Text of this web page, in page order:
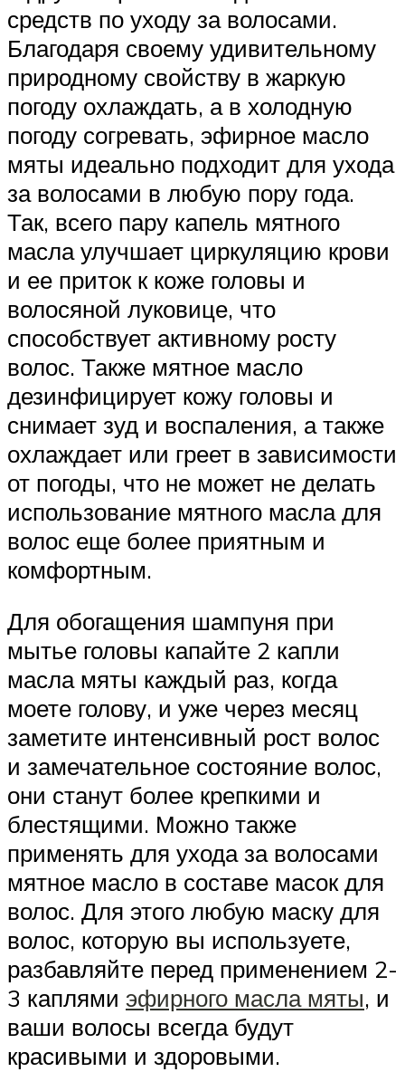
средств по уходу за волосами.
Благодаря своему удивительному
природному свойству в жаркую
погоду охлаждать, а в холодную
погоду согревать, эфирное масло
мяты идеально подходит для ухода
за волосами в любую пору года.
Так, всего пару капель мятного
масла улучшает циркуляцию крови
и ее приток к коже головы и
волосяной луковице, что
способствует активному росту
волос. Также мятное масло
дезинфицирует кожу головы и
снимает зуд и воспаления, а также
охлаждает или греет в зависимости
от погоды, что не может не делать
использование мятного масла для
волос еще более приятным и
комфортным.
Для обогащения шампуня при
мытье головы капайте 2 капли
масла мяты каждый раз, когда
моете голову, и уже через месяц
заметите интенсивный рост волос
и замечательное состояние волос,
они станут более крепкими и
блестящими. Можно также
применять для ухода за волосами
мятное масло в составе масок для
волос. Для этого любую маску для
волос, которую вы используете,
разбавляйте перед применением 2-
3 каплями эфирного масла мяты, и
ваши волосы всегда будут
красивыми и здоровыми.